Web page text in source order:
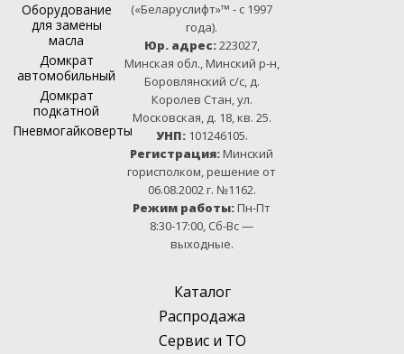
Оборудование
для замены
масла
Домкрат
автомобильный
Домкрат
подкатной
Пневмогайковерты
(«Беларуслифт»™ - с 1997
года).
Юр. адрес:223027,
Минская обл., Минский р-н,
Боровлянский с/с, д.
Королев Стан, ул.
Московская, д. 18, кв. 25.
УНП:101246105.
Регистрация:Минский
горисполком, решение от
06.08.2002 г. №1162.
Режим работы:Пн-Пт
8:30-17:00, Сб-Вс —
выходные.
Каталог
Распродажа
Сервис и ТО